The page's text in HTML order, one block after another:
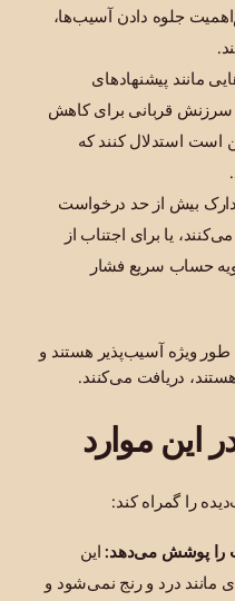
جلوه دادن آسیب‌ها،
مانند پیشنهادهای
سرزنش قربانی برای کاهش
است استدلال کنند که
بیش از حد درخواست
یا برای اجتناب از
حساب سریع فشار
طور ویژه آسیب‌پذیر هستند و
دریافت می‌کنند.
این موارد
را گمراه کند:
را پوشش می‌دهد:این
درد و رنج نمی‌شود و